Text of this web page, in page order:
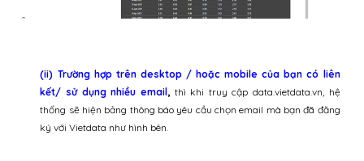
(ii) Trường hợp trên desktop / hoặc mobile của bạn có liên
kết/ sử dụng nhiều email,thì khi truy cập data.vietdata.vn, hệ
thống sẽ hiện bảng thông báo yêu cầu chọn email mà bạn đã đăng
ký với Vietdata như hình bên.